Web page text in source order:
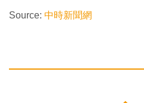
Source: 中時新聞網